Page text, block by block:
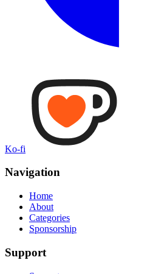
Ko-fi
Navigation
Home
About
Categories
Sponsorship
Support